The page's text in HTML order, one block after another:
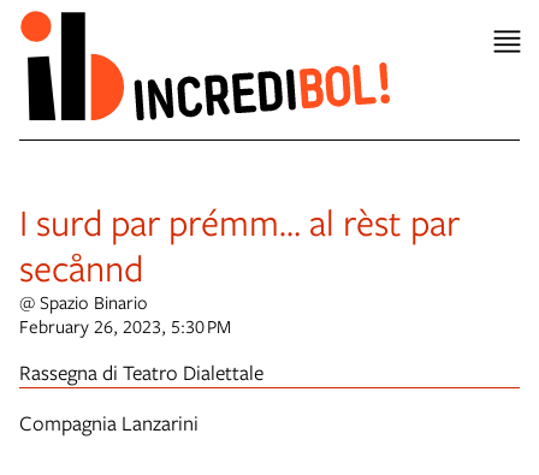
I surd par prémm… al rèst par
secånnd
@ Spazio Binario
February 26, 2023, 5:30 PM
Rassegna di Teatro Dialettale
Compagnia Lanzarini